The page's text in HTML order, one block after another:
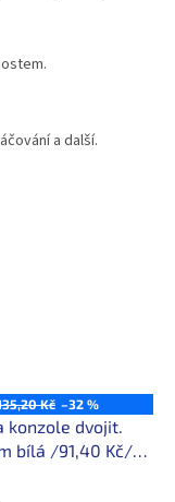
a další.
Kč –32 %
konzole dvojit.
bílá /91,40 Kč/ks